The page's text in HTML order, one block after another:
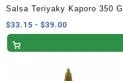
Salsa Teriyaky Kaporo 350 G
$33.15 - $39.00
de
$33.15